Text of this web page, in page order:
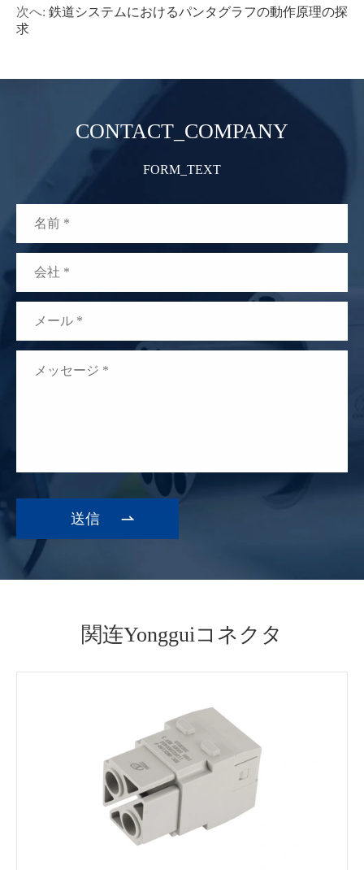
次へ: 鉄道システムにおけるパンタグラフの動作原理の探
求
CONTACT_COMPANY
FORM_TEXT

関连Yongguiコネクタ
WhatsApp (如 +85291234567)